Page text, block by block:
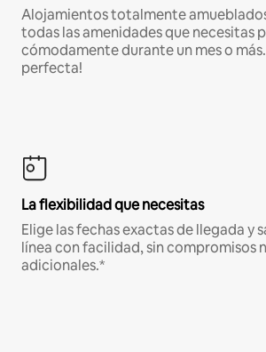
Alojamientos totalmente
todas las amenidades que necesitas
cómodamente durante un mes o
perfecta!
La flexibilidad que necesitas
Elige las fechas exactas de llegada y
línea con facilidad, sin compromisos
adicionales.*